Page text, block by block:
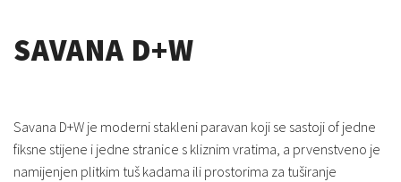
SAVANA D+W
Savana D+W je moderni stakleni paravan koji se sastoji of jedne
fiksne stijene i jedne stranice s kliznim vratima, a prvenstveno je
namijenjen plitkim tuš kadama ili prostorima za tuširanje